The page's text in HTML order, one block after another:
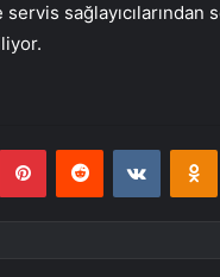
sağlayıcılarından
PinterestReddit